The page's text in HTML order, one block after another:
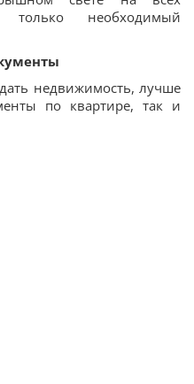
только необходимый
недвижимость, лучше
по квартире, так и